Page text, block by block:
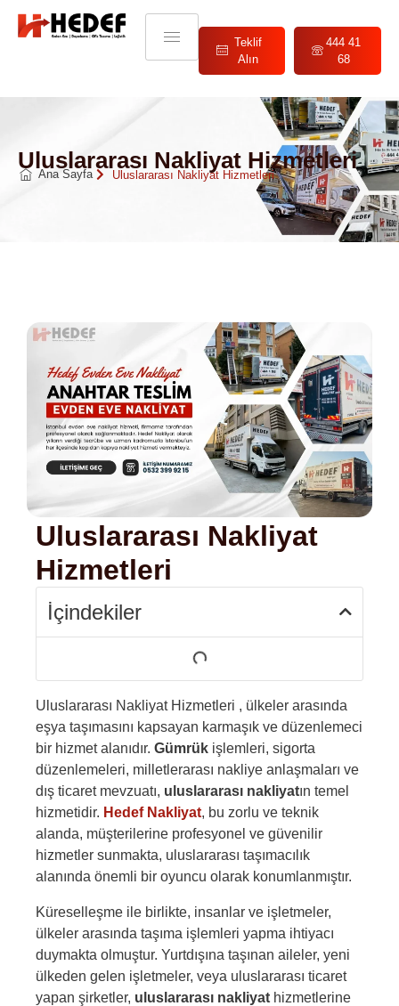
Teklif
Alın
444 41
68
Uluslararası Nakliyat Hizmetleri
Ana Sayfa Uluslararası Nakliyat Hizmetleri
Uluslararası Nakliyat
Hizmetleri
İçindekiler
Uluslararası Nakliyat Hizmetleri , ülkeler arasında
eşya taşımasını kapsayan karmaşık ve düzenlemeci
bir hizmet alanıdır. Gümrük işlemleri, sigorta
düzenlemeleri, milletlerarası nakliye anlaşmaları ve
dış ticaret mevzuatı, uluslararası nakliyatın temel
hizmetidir. Hedef Nakliyat, bu zorlu ve teknik
alanda, müşterilerine profesyonel ve güvenilir
hizmetler sunmakta, uluslararası taşımacılık
alanında önemli bir oyuncu olarak konumlanmıştır.
Küreselleşme ile birlikte, insanlar ve işletmeler,
ülkeler arasında taşıma işlemleri yapma ihtiyacı
duymakta olmuştur. Yurtdışına taşınan aileler, yeni
ülkeden gelen işletmeler, veya uluslararası ticaret
yapan şirketler, uluslararası nakliyat hizmetlerine